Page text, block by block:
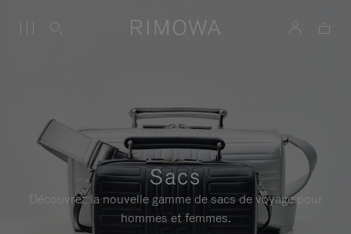
Sacs
Découvrez la nouvelle gamme de sacs de voyage pour
hommes et femmes.